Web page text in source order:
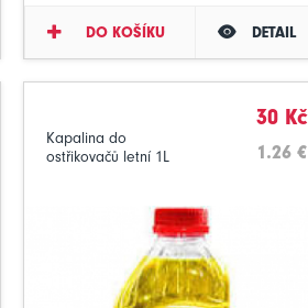
DO KOŠÍKU DETAIL
Kapalina do
ostřikovačů letní 1L
30 Kč
1.26 €